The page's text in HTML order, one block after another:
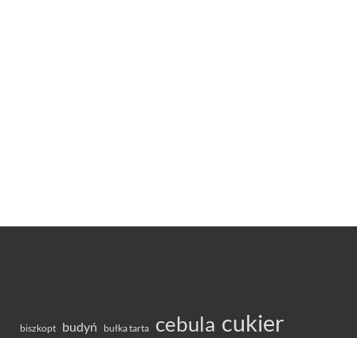
biszkopt budyń bułka tarta cebula cukier